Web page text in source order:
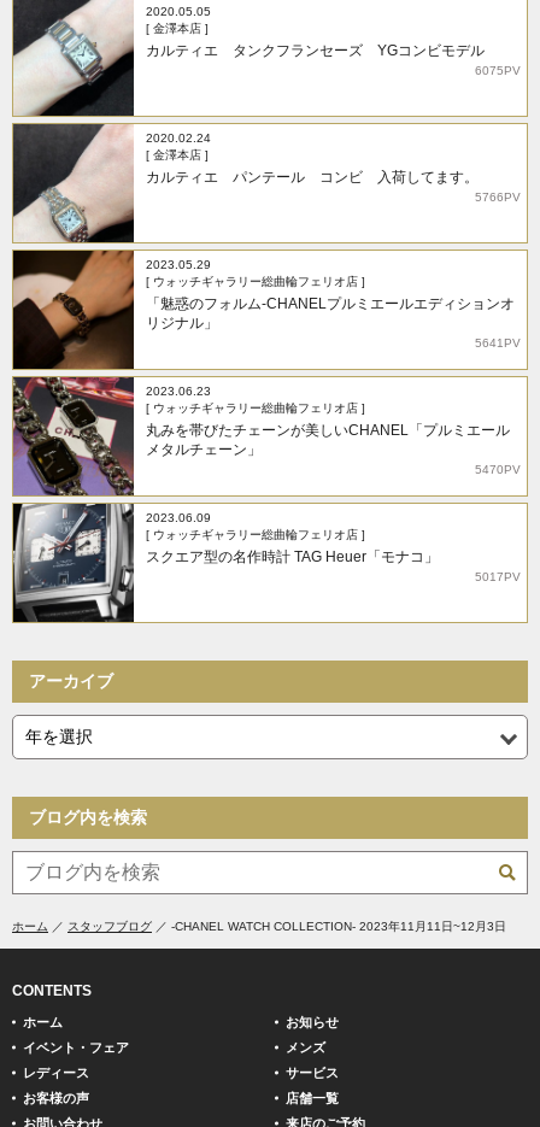
2020.05.05
[ 金澤本店 ]
カルティエ タンクフランセーズ YGコンビモデル
6075PV
2020.02.24
[ 金澤本店 ]
カルティエ パンテール コンビ 入荷してます。
5766PV
2023.05.29
[ ウォッチギャラリー総曲輪フェリオ店 ]
「魅惑のフォルム-CHANELプルミエールエディションオ
リジナル」
5641PV
2023.06.23
[ ウォッチギャラリー総曲輪フェリオ店 ]
丸みを帯びたチェーンが美しいCHANEL「プルミエール
メタルチェーン」
5470PV
2023.06.09
[ ウォッチギャラリー総曲輪フェリオ店 ]
スクエア型の名作時計 TAG Heuer「モナコ」
5017PV
アーカイブ
ブログ内を検索
ホーム スタッフブログ -CHANEL WATCH COLLECTION- 2023年11月11日~12月3日
CONTENTS
ホーム
お知らせ
イベント・フェア
メンズ
レディース
サービス
お客様の声
店舗一覧
お問い合わせ
来店のご予約